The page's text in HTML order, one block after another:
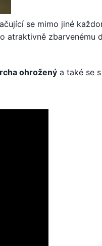
se mimo jiné
atraktivně zbarvenému
ohrožený a také se